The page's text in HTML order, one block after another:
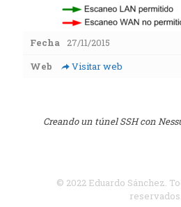
Fecha 27/11/2015
Web
Visitar web
Creando un túnel SSH con
© 2022 Eduardo Sánchez.
reservados.